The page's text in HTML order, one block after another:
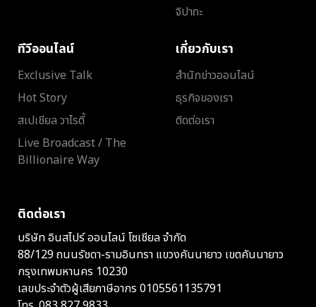
จิปาถะ
ทีวีออนไลน์
Exclusive Talk
Hot Story
สเปเชียล วาไรตี้
Live Broadcast / The
Billionaire Way
เกี่ยวกับเรา
สำนักข่าวออนไลน์
ธุรกิจของเรา
ติดต่อเรา
ติดต่อเรา
บริษัท อินสไปร์ ออนไลน์ โซเชียล จำกัด
88/129 ถนนรัชดา-รามอินทรา แขวงคันนายาว เขตคันนายาว
กรุงเทพมหานคร 10230
เลขประจำตัวผู้เสียภาษีอากร 0105561135791